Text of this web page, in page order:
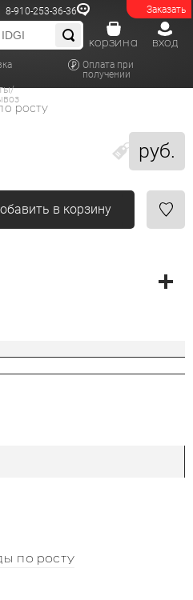
Заказать
8-910-253-36-36
Оплата при
получении
вход
корзина
руб.
росту
в корзину
по росту